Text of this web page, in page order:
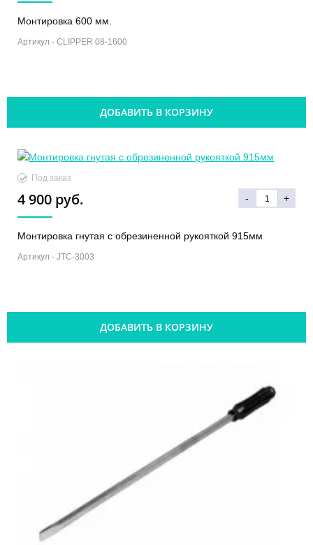
Монтировка 600 мм.
Артикул - CLIPPER 08-1600
ДОБАВИТЬ В КОРЗИНУ
Под заказ
4 900 руб. - +
Монтировка гнутая с обрезиненной рукояткой 915мм
Артикул - JTC-3003
ДОБАВИТЬ В КОРЗИНУ